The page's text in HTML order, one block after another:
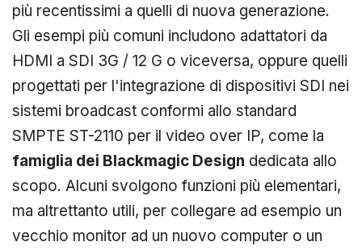
più recentissimi a quelli di nuova generazione.
Gli esempi più comuni includono adattatori da
HDMI a SDI 3G / 12 G o viceversa, oppure quelli
progettati per l'integrazione di dispositivi SDI nei
sistemi broadcast conformi allo standard
SMPTE ST-2110 per il video over IP, come la
famiglia dei Blackmagic Design dedicata allo
scopo. Alcuni svolgono funzioni più elementari,
ma altrettanto utili, per collegare ad esempio un
vecchio monitor ad un nuovo computer o un